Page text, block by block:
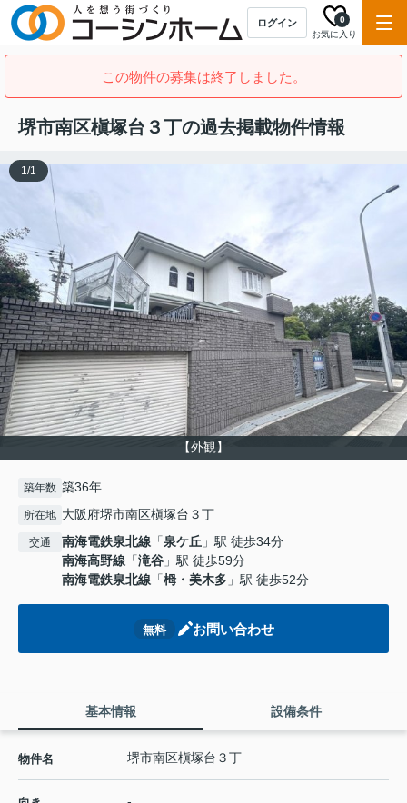
ログイン
お気に入り
0
この物件の募集は終了しました。
堺市南区槇塚台３丁の過去掲載物件情報
【外観】
1/1
築年数 築36年
所在地 大阪府堺市南区槇塚台３丁
交通 南海電鉄泉北線 「泉ケ丘 」駅 徒歩34分
南海高野線 「滝谷 」駅 徒歩59分
南海電鉄泉北線 「栂・美木多 」駅 徒歩52分
無料 お問い合わせ
基本情報 設備条件
物件名 堺市南区槇塚台３丁